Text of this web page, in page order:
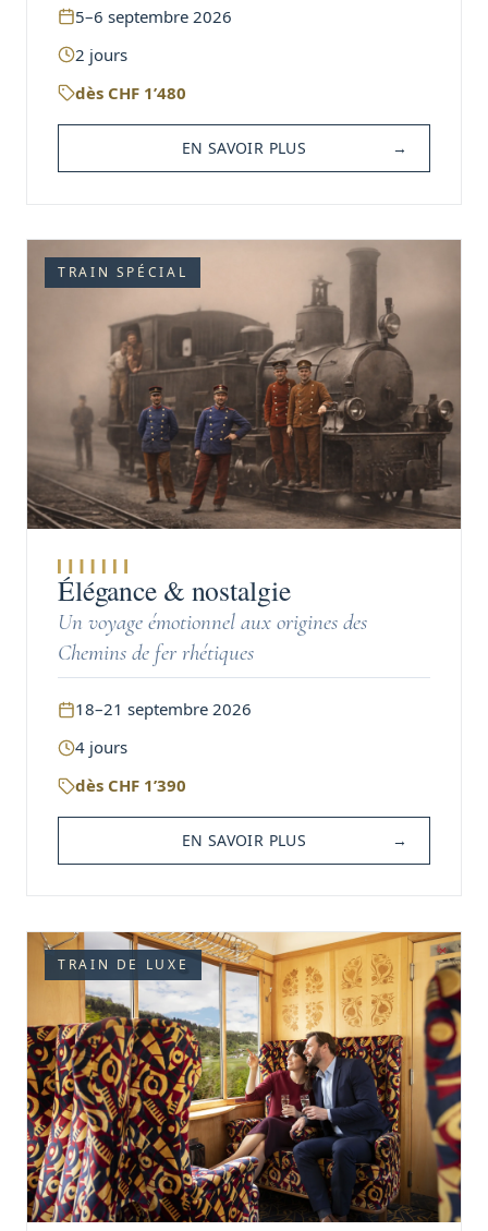
5–6 septembre 2026
2 jours
dès CHF 1’480
EN SAVOIR PLUS →
TRAIN SPÉCIAL
Élégance & nostalgie
Un voyage émotionnel aux origines des
Chemins de fer rhétiques
18–21 septembre 2026
4 jours
dès CHF 1’390
EN SAVOIR PLUS →
TRAIN DE LUXE